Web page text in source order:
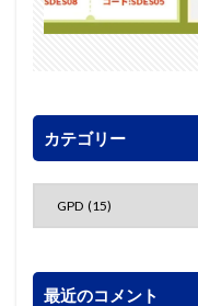
カテゴリー
最近のコメント